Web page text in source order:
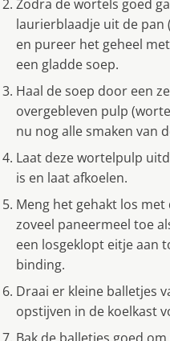
Zodra de wortels goed
laurierblaadje uit de pan
en pureer het geheel
een gladde soep.
Haal de soep door een
overgebleven pulp
nu nog alle smaken van
Laat deze wortelpulp
is en laat afkoelen.
Meng het gehakt los
zoveel paneermeel toe
een losgeklopt eitje aan
binding.
Draai er kleine balletjes
opstijven in de koelkast